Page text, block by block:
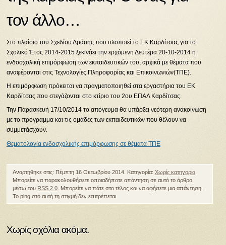
τον άλλο…
Στο πλαίσιο του Σχεδίου Δράσης που υλοποιεί το ΕΚ Καρδίτσας για το
Σχολικό Έτος 2014-2015 ξεκινάει την ερχόμενη Δευτέρα 20-10-2014 η
ενδοσχολική επιμόρφωση των εκπαιδευτικών του, αρχικά με θέματα που
αναφέρονται στις Τεχνολογίες Πληροφορίας και Επικοινωνιών(ΤΠΕ).
Η επιμόρφωση πρόκειται να πραγματοποιηθεί στα εργαστήρια του ΕΚ
Καρδίτσας που στεγάζονται στο κτίριο του 2ου ΕΠΑΛ Καρδίτσας.
Την Παρασκευή 17/10/2014 το απόγευμα θα υπάρξει νεότερη ανακοίνωση
με το πρόγραμμα και τις ομάδες των εκπαιδευτικών που θέλουν να
συμμετάσχουν.
Θεματολογία ενδοσχολικής επιμόρφωσης σε θέματα ΤΠΕ
Αναρτήθηκε στις: Πέμπτη 16 Οκτωβρίου 2014. Κατηγορία: Χωρίς κατηγορία.
Μπορείτε να παρακολουθήσετε οποιαδήποτε απάντηση σε αυτό το άρθρο,
μέσω του RSS 2.0. Μπορείτε να πάτε στο τέλος και να αφήσετε μια απάντηση.
Το ping στο αυτή τη στιγμή δεν επιτρέπεται.
Χωρίς σχόλια ακόμα.